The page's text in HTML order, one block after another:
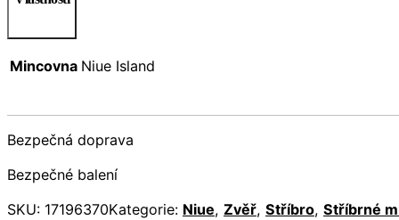
Mincovna Niue Island
Bezpečná doprava
Bezpečné balení
SKU: 17196370Kategorie: Niue, Zvěř, Stříbro, Stříbrné